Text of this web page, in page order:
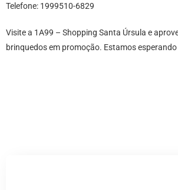
Telefone: 1999510-6829
Visite a 1A99 – Shopping Santa Úrsula e
brinquedos em promoção. Estamos